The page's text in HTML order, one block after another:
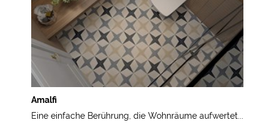
Amalfi
Eine einfache Berührung, die Wohnräume aufwertet...